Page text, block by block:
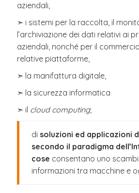
aziendali,
➣ i sistemi per la raccolta, il
l’archiviazione dei dati relativi ai
aziendali, nonché per il
relative piattaforme,
➣ la manifattura digitale,
➣ la sicurezza informatica
➣ il cloud computing;
di soluzioni ed applicazioni
secondo il paradigma
cose consentano uno
informazioni tra macchine e